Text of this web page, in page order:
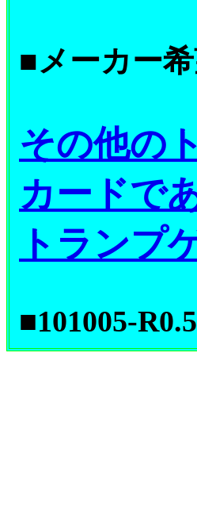
■メーカー
その他の
カードで
トラン
■101005-